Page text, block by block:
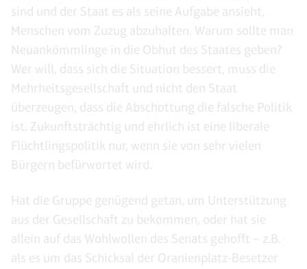
sind und der Staat es als seine Aufgabe ansieht,
Menschen vom Zuzug abzuhalten. Warum sollte man
Neuankömmlinge in die Obhut des Staates geben?
Wer will, dass sich die Situation bessert, muss die
Mehrheitsgesellschaft und nicht den Staat
überzeugen, dass die Abschottung die falsche Politik
ist. Zukunftsträchtig und ehrlich ist eine liberale
Flüchtlingspolitik nur, wenn sie von sehr vielen
Bürgern befürwortet wird.
Hat die Gruppe genügend getan, um Unterstützung
aus der Gesellschaft zu bekommen, oder hat sie
allein auf das Wohlwollen des Senats gehofft – z.B.
als es um das Schicksal der Oranienplatz-Besetzer